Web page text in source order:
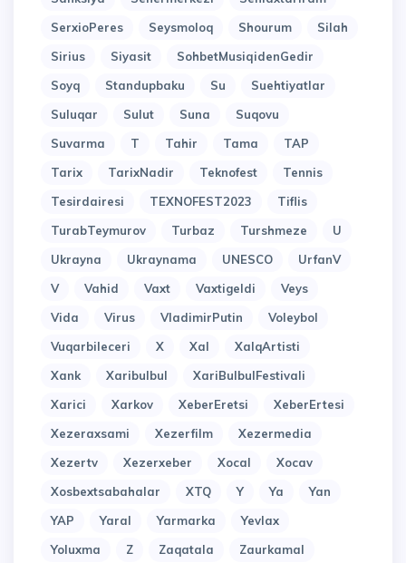
SerxioPeres
Seysmoloq Shourum
Silah
Sirius
Siyasit
SohbetMusiqidenGedir
Soyq
Standupbaku Su
Suehtiyatlar
Suluqar
Sulut Suna
Suqovu
Suvarma
T Tahir Tama
TAP
Tarix
TarixNadir Teknofest
Tennis
Tesirdairesi
TEXNOFEST2023
Tiflis
TurabTeymurov
Turbaz Turshmeze
U
Ukrayna
Ukraynama UNESCO
UrfanV
V
Vahid Vaxt Vaxtigeldi
Veys
Vida
Virus VladimirPutin
Voleybol
Vuqarbileceri
X Xal
XalqArtisti
Xank
Xaribulbul
XariBulbulFestivali
Xarici
Xarkov XeberEretsi
XeberErtesi
Xezeraxsami
Xezerfilm
Xezermedia
Xezertv
Xezerxeber Xocal
Xocav
Xosbextsabahalar
XTQ Y Ya
Yan
YAP
Yaral Yarmarka
Yevlax
Yoluxma
Z Zaqatala
Zaurkamal